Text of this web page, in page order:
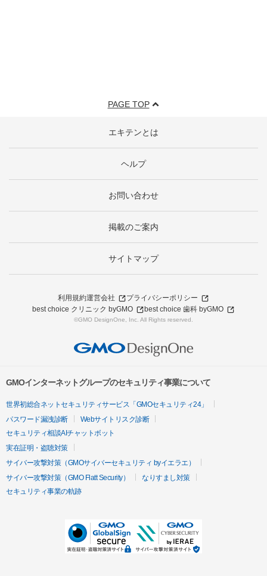
PAGE TOP
エキテンとは
ヘルプ
お問い合わせ
掲載のご案内
サイトマップ
利用規約運営会社
プライバシーポリシー
best choice クリニック byGMO
best choice 歯科 byGMO
©GMO DesignOne, Inc. All Rights reserved.
GMOインターネットグループのセキュリティ事業について
世界初総合ネットセキュリティサービス「GMOセキュリティ24」
パスワード漏洩診断
Webサイトリスク診断
セキュリティ相談AIチャットボット
実在証明・盗聴対策
サイバー攻撃対策（GMOサイバーセキュリティ byイエラエ）
サイバー攻撃対策（GMO Flatt Security）
なりすまし対策
セキュリティ事業の軌跡